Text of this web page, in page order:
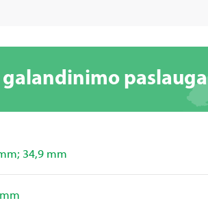
galandinimo paslauga
34,9 mm